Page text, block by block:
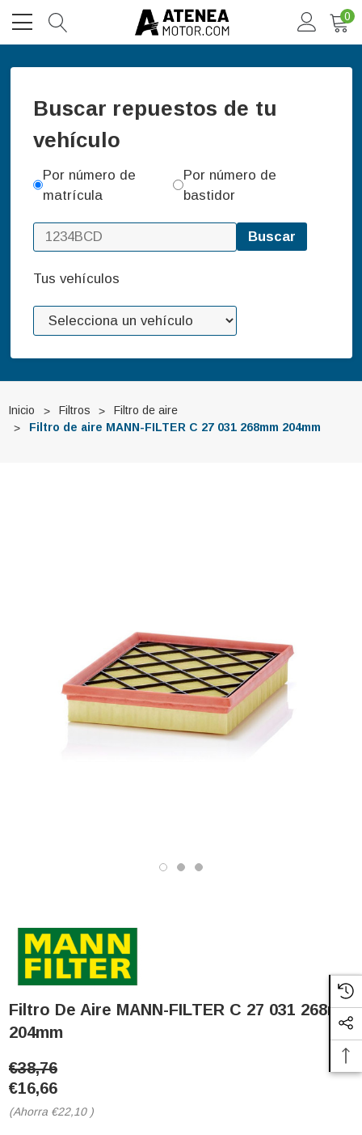
0
Buscar repuestos de tu
vehículo
Por número de
matrícula
Por número de
bastidor
Buscar
Tus vehículos
Inicio Filtros
Filtro de aire
Filtro de aire MANN-FILTER C 27 031 268mm 204mm
Filtro De Aire MANN-FILTER C 27 031 268mm
204mm
€38,76
€16,66
(Ahorra €22,10 )